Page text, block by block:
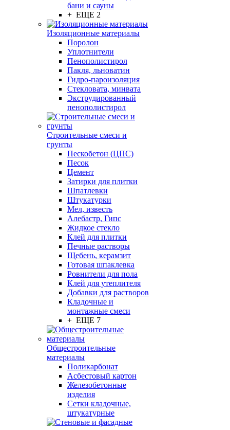
бани и сауны
+ ЕЩЕ 2
Изоляционные материалы
Поролон
Уплотнители
Пенополистирол
Пакля, льноватин
Гидро-пароизоляция
Стекловата, минвата
Экструдированный
пенополистирол
Строительные смеси и
грунты
Пескобетон (ЦПС)
Песок
Цемент
Затирки для плитки
Шпатлевки
Штукатурки
Мел, известь
Алебастр, Гипс
Жидкое стекло
Клей для плитки
Печные растворы
Щебень, керамзит
Готовая шпаклевка
Ровнители для пола
Клей для утеплителя
Добавки для растворов
Кладочные и
монтажные смеси
+ ЕЩЕ 7
Общестроительные
материалы
Поликарбонат
Асбестовый картон
Железобетонные
изделия
Сетки кладочные,
штукатурные